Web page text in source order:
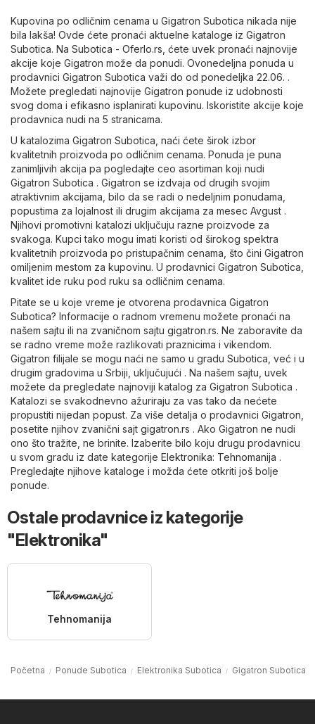
Kupovina po odličnim cenama u Gigatron Subotica nikada nije
bila lakša! Ovde ćete pronaći aktuelne kataloge iz Gigatron
Subotica. Na Subotica - Oferlo.rs , ćete uvek pronaći najnovije
akcije koje Gigatron može da ponudi. Ovonedeljna ponuda u
prodavnici Gigatron Subotica važi do od ponedeljka 22.06. .
Možete pregledati najnovije Gigatron ponude iz udobnosti
svog doma i efikasno isplanirati kupovinu. Iskoristite akcije koje
prodavnica nudi na 5 stranicama.
U katalozima Gigatron Subotica, naći ćete širok izbor
kvalitetnih proizvoda po odličnim cenama. Ponuda je puna
zanimljivih akcija pa pogledajte ceo asortiman koji nudi
Gigatron Subotica . Gigatron se izdvaja od drugih svojim
atraktivnim akcijama, bilo da se radi o nedeljnim ponudama,
popustima za lojalnost ili drugim akcijama za mesec Avgust .
Njihovi promotivni katalozi uključuju razne proizvode za
svakoga. Kupci tako mogu imati koristi od širokog spektra
kvalitetnih proizvoda po pristupačnim cenama, što čini Gigatron
omiljenim mestom za kupovinu. U prodavnici Gigatron Subotica,
kvalitet ide ruku pod ruku sa odličnim cenama.
Pitate se u koje vreme je otvorena prodavnica Gigatron
Subotica? Informacije o radnom vremenu možete pronaći na
našem sajtu ili na zvaničnom sajtu gigatron.rs. Ne zaboravite da
se radno vreme može razlikovati praznicima i vikendom.
Gigatron filijale se mogu naći ne samo u gradu Subotica, već i u
drugim gradovima u Srbiji, uključujući . Na našem sajtu, uvek
možete da pregledate najnoviji katalog za Gigatron Subotica .
Katalozi se svakodnevno ažuriraju za vas tako da nećete
propustiti nijedan popust. Za više detalja o prodavnici Gigatron,
posetite njihov zvanični sajt gigatron.rs . Ako Gigatron ne nudi
ono što tražite, ne brinite. Izaberite bilo koju drugu prodavnicu
u svom gradu iz date kategorije Elektronika: Tehnomanija .
Pregledajte njihove kataloge i možda ćete otkriti još bolje
ponude.
Ostale prodavnice iz kategorije
"Elektronika"
Tehnomanija
Početna Ponude Subotica Elektronika Subotica Gigatron Subotica